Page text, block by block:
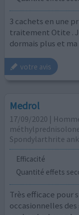
3 cachets en une
traitement Otite .
dormais plus et
votre avis
Medrol
17/09/2020 |
Spondylarthrite
Efficacité
Quantité effets
Très efficace pour
occasionnelles